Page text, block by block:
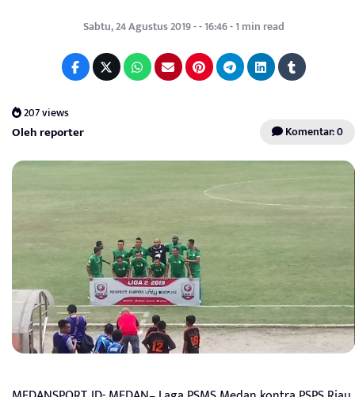
Sabtu, 24 Agustus 2019 - - 16:46 - 1 min read
207 views
Oleh reporter Komentar: 0